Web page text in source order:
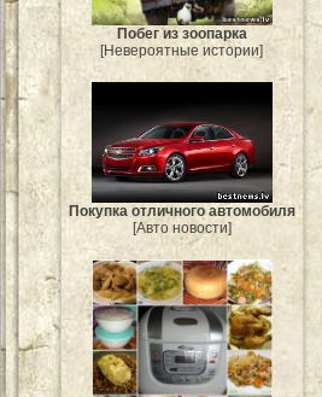
Побег из зоопарка
[Невероятные истории]
Покупка отличного автомобиля
[Авто новости]